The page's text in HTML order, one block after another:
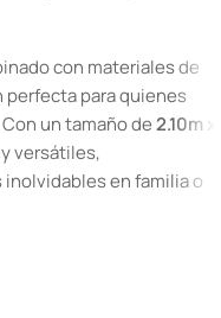
con materiales de
perfecta para quienes
un tamaño de2.10m x
versátiles,
en familia o